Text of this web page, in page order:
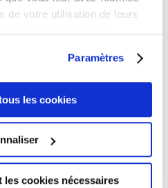
de votre utilisation de leurs
Paramètres
les cookies
les cookies nécessaires
est à retirer en
être célébré dans
des futurs époux à